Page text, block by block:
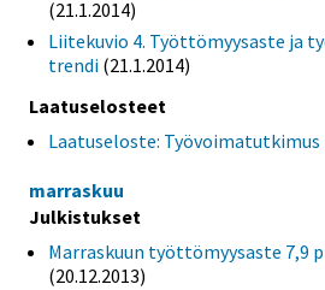
(21.1.2014)
Liitekuvio 4. Työttömyysaste ja
trendi (21.1.2014)
Laatuselosteet
Laatuseloste: Työvoimatutkimus
marraskuu
Julkistukset
Marraskuun työttömyysaste 7,9
(20.12.2013)